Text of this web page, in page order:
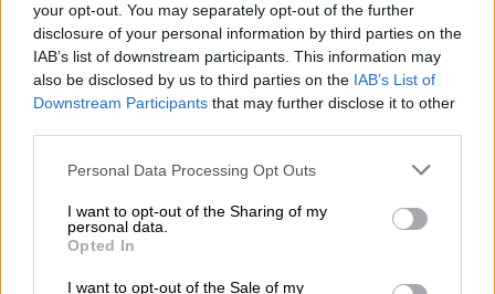
your opt-out. You may separately opt-out of the further
disclosure of your personal information by third parties on the
IAB’s list of downstream participants. This information may
also be disclosed by us to third parties on the IAB’s List of
Downstream Participants that may further disclose it to other
Please note that this website/app uses one or more Google
not limited to your visit or usage behaviour. You may click to
grant or deny consent to Google and its third-party tags to
use your data for below specified purposes in below Google
consent section.
Personal Data Processing Opt Outs
I want to opt-out of the Sharing of my
personal data.
Opted In
I want to opt-out of the Sale of my
video
Πιστεύεται ότι αυτός επέλεξε τη
νέα νύφη
του γιου του